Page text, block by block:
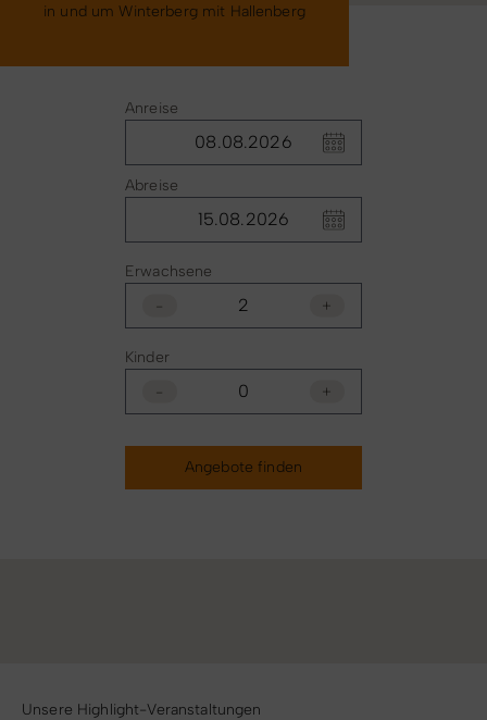
in und um Winterberg mit Hallenberg
Anreise
Abreise
Erwachsene
-
+
Kinder
-
+
Angebote finden
Unsere Highlight-Veranstaltungen